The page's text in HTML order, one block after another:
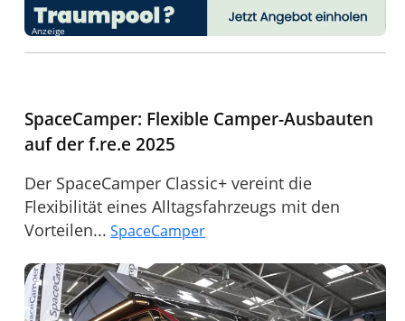
Anzeige
SpaceCamper: Flexible Camper-Ausbauten
auf der f.re.e 2025
Der SpaceCamper Classic+ vereint die
Flexibilität eines Alltagsfahrzeugs mit den
Vorteilen... SpaceCamper